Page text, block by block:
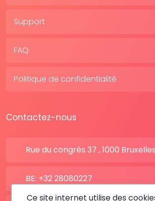
Support
FAQ
Politique de confidentialité
Contactez-nous
Rue du congrès 37 , 1000 Bruxelles
BE: +32 28080227
Ce site internet utilise des